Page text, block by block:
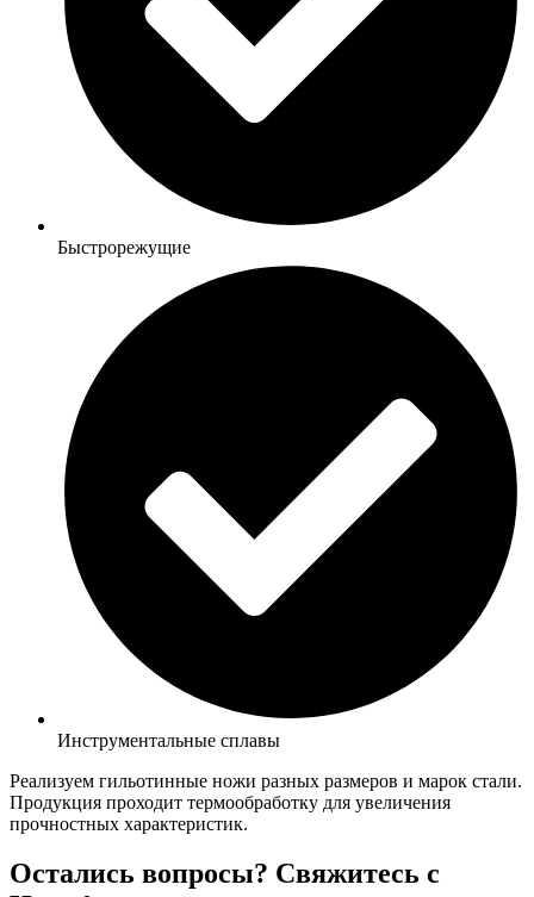
Быстрорежущие
Инструментальные сплавы
Реализуем гильотинные ножи разных размеров и марок стали.
Продукция проходит термообработку для увеличения
прочностных характеристик.
Остались вопросы? Свяжитесь с